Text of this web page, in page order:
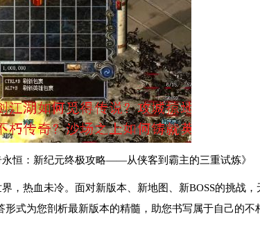
永恒：新纪元终极攻略——从侠客到霸主的三重试炼》
，热血未冷。面对新版本、新地图、新BOSS的挑战
形式为您剖析最新版本的精髓，助您书写属于自己的不